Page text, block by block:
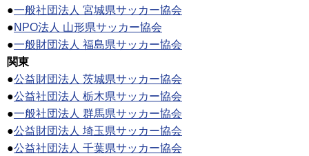
●一般社団法人 宮城県サッカー協会
●NPO法人 山形県サッカー協会
●一般財団法人 福島県サッカー協会
関東
●公益財団法人 茨城県サッカー協会
●公益社団法人 栃木県サッカー協会
●一般社団法人 群馬県サッカー協会
●公益財団法人 埼玉県サッカー協会
●公益社団法人 千葉県サッカー協会